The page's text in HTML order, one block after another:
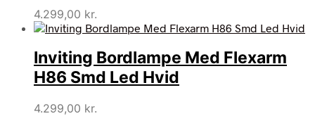
4.299,00 kr.
Inviting Bordlampe Med Flexarm
H86 Smd Led Hvid
4.299,00 kr.